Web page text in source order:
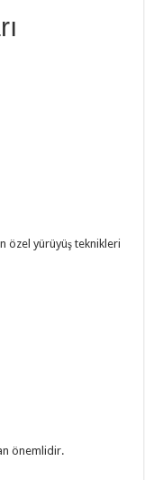
özel yürüyüş teknikleri
önemlidir.